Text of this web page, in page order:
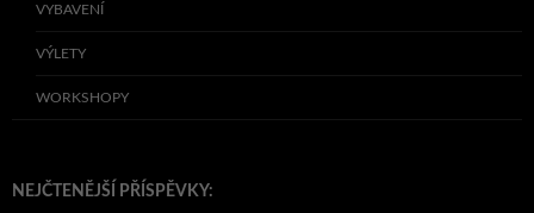
VYBAVENÍ
VÝLETY
WORKSHOPY
NEJČTENĚJŠÍ PŘÍSPĚVKY: